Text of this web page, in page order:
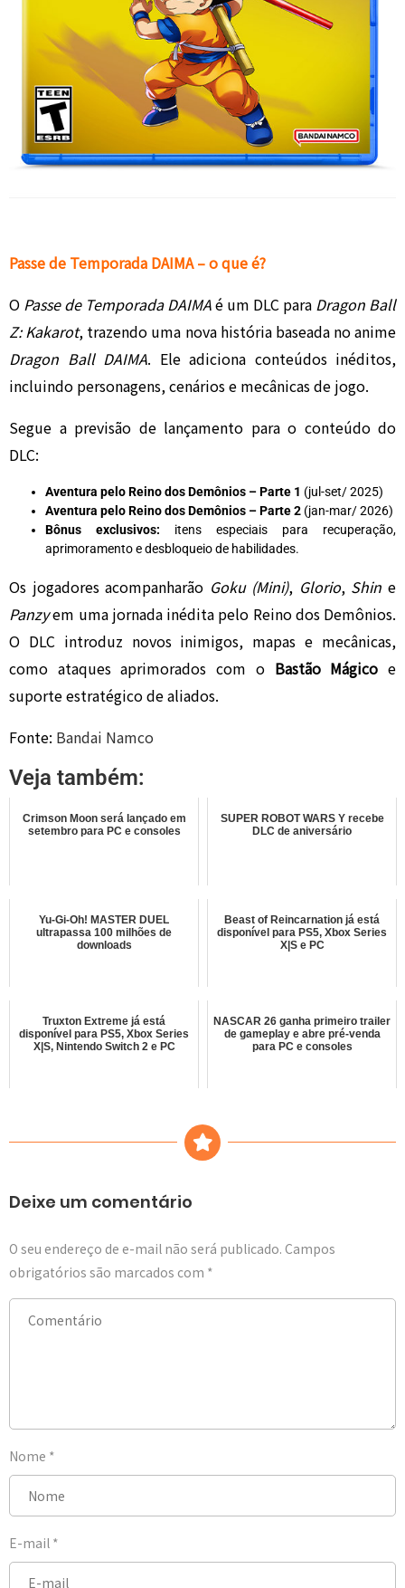
Passe de Temporada DAIMA – o que é?
O Passe de Temporada DAIMAé um DLC para Dragon Ball
Z: Kakarot, trazendo uma nova história baseada no anime
Dragon Ball DAIMA. Ele adiciona conteúdos inéditos,
incluindo personagens, cenários e mecânicas de jogo.
Segue a previsão de lançamento para o conteúdo do
DLC:
Aventura pelo Reino dos Demônios – Parte 1 (jul-set/ 2025)
Aventura pelo Reino dos Demônios – Parte 2 (jan-mar/ 2026)
Bônus exclusivos: itens especiais para recuperação,
aprimoramento e desbloqueio de habilidades.
Os jogadores acompanharão Goku (Mini), Glorio, Shin e
Panzyem uma jornada inédita pelo Reino dos Demônios.
O DLC introduz novos inimigos, mapas e mecânicas,
como ataques aprimorados com o Bastão Mágico e
suporte estratégico de aliados.
Fonte: Bandai Namco
Veja também:
Crimson Moon será lançado em
setembro para PC e consoles
SUPER ROBOT WARS Y recebe
DLC de aniversário
Yu-Gi-Oh! MASTER DUEL
ultrapassa 100 milhões de
downloads
Beast of Reincarnation já está
disponível para PS5, Xbox Series
X|S e PC
Truxton Extreme já está
disponível para PS5, Xbox Series
X|S, Nintendo Switch 2 e PC
NASCAR 26 ganha primeiro trailer
de gameplay e abre pré-venda
para PC e consoles
Deixe um comentário
O seu endereço de e-mail não será publicado. Campos
obrigatórios são marcados com *
Nome *
E-mail *